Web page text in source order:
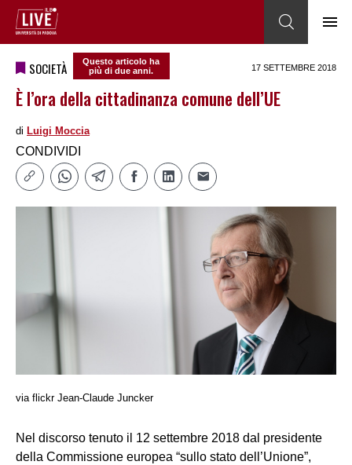
SOCIETÀ
Questo articolo ha
più di due anni.
17 SETTEMBRE 2018
È l’ora della cittadinanza comune dell’UE
di Luigi Moccia
CONDIVIDI
via flickr Jean-Claude Juncker
Nel discorso tenuto il 12 settembre 2018 dal presidente
della Commissione europea “sullo stato dell’Unione”,